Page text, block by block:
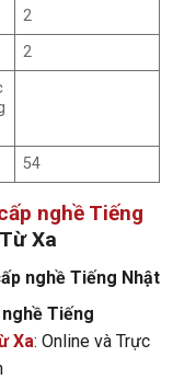
2
2
54
nghề Tiếng
Xa
nghề Tiếng Nhật
Tiếng
Xa: Online và Trực